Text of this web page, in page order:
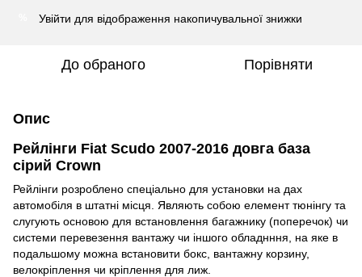
Увійти для відображення накопичувальної знижки
До обраного Порівняти
Опис
Рейлінги Fiat Scudo 2007-2016 довга база
сірий Crown
Рейлінги розроблено спеціально для установки на дах
автомобіля в штатні місця. Являють собою елемент тюнінгу та
слугують основою для встановлення багажнику (поперечок) чи
системи перевезення вантажу чи іншого обладнння, на яке в
подальшому можна встановити бокс, вантажну корзину,
велокріплення чи кріплення для лиж.